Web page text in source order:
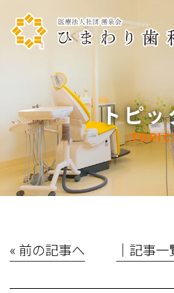
トピッ
« 前の記事へ │記事一